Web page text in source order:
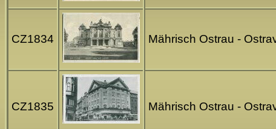
CZ1834 Mährisch Ostrau -
CZ1835 Mährisch Ostrau -